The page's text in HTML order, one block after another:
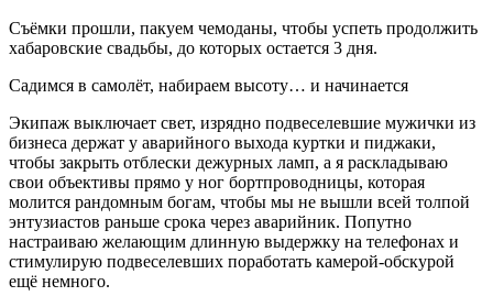
Съёмки прошли, пакуем чемоданы, чтобы успеть продолжить
хабаровские свадьбы, до которых остается 3 дня.
Садимся в самолёт, набираем высоту… и начинается
Экипаж выключает свет, изрядно подвеселевшие мужички из
бизнеса держат у аварийного выхода куртки и пиджаки,
чтобы закрыть отблески дежурных ламп, а я раскладываю
свои объективы прямо у ног бортпроводницы, которая
молится рандомным богам, чтобы мы не вышли всей толпой
энтузиастов раньше срока через аварийник. Попутно
настраиваю желающим длинную выдержку на телефонах и
стимулирую подвеселевших поработать камерой-обскурой
ещё немного.